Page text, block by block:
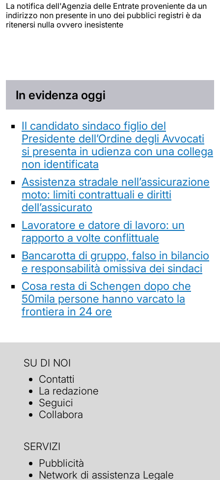
La notifica dell'Agenzia delle Entrate proveniente da un
indirizzo non presente in uno dei pubblici registri è da
ritenersi nulla ovvero inesistente
In evidenza oggi
Il candidato sindaco figlio del
Presidente dell’Ordine degli Avvocati
si presenta in udienza con una collega
non identificata
Assistenza stradale nell’assicurazione
moto: limiti contrattuali e diritti
dell’assicurato
Lavoratore e datore di lavoro: un
rapporto a volte conflittuale
Bancarotta di gruppo, falso in bilancio
e responsabilità omissiva dei sindaci
Cosa resta di Schengen dopo che
50mila persone hanno varcato la
frontiera in 24 ore
SU DI NOI
Contatti
La redazione
Seguici
Collabora
SERVIZI
Pubblicità
Network di assistenza Legale